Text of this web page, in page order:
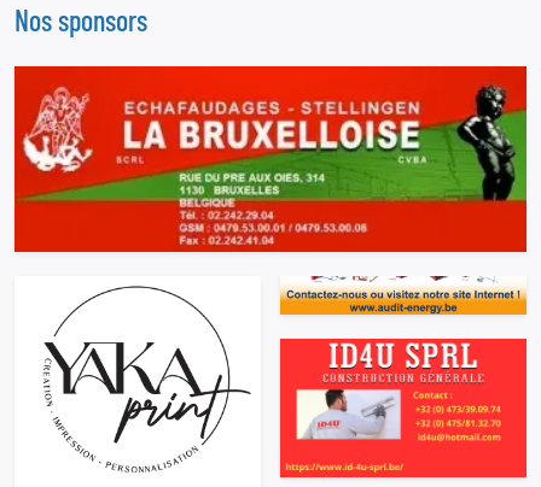
Nos sponsors